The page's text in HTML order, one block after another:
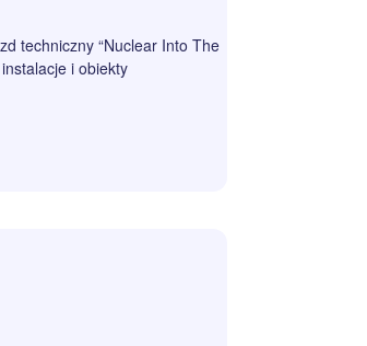
techniczny “Nuclear Into The
i obiekty